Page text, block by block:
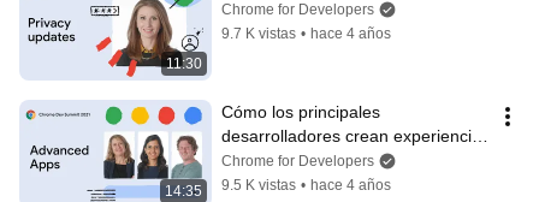
11:30
Chrome for Developers
9.7 K vistas • hace 4 años
14:35
Cómo los principales
desarrolladores crean experiencias
web innovadoras
Chrome for Developers
9.5 K vistas • hace 4 años